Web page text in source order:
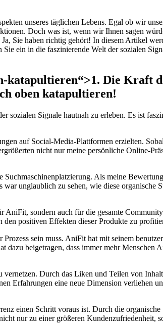
unseres täglichen Lebens. Egal ob wir
Doch was ist, wenn wir Ihnen sagen
Sie haben richtig gehört! In diesem Artikel
ein in die faszinierende Welt der sozialen
katapultieren“>1. Die Kraft
oben katapultieren!
Signale hautnah zu erleben. Es ist
auf Social-Media-Plattformen erzielten.
nicht nur meine persönliche Online-
Als meine
unglaublich zu sehen, wie diese organische
AniFit, sondern auch für die gesamte
positiven Effekten dieser Produkte zu
sein muss. AniFit hat mit seinem
beigetragen, dass immer mehr Menschen
Durch das Liken und Teilen von
Erfahrungen eine neue Dimension verliehen
einen Schritt voraus ist. Durch die
nur zu einer größeren Kundenzufriedenheit,